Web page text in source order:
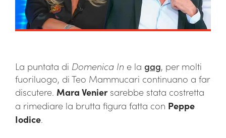
La puntata di Domenica In e la gag, per molti
fuoriluogo, di Teo Mammucari continuano a far
discutere. Mara Veniersarebbe stata costretta
a rimediare la brutta figura fatta con Peppe
Iodice.